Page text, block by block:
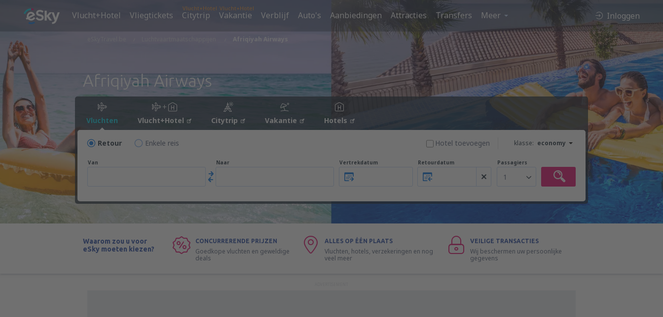
Vlucht+Hotel Vliegtickets
Vlucht+Hotel
Citytrip
Vlucht+Hotel
Vakantie Verblijf Auto's Aanbiedingen Attracties Transfers Meer Inloggen
Afriqiyah Airways
Afriqiyah Airways
Vluchten Vlucht+Hotel Citytrip Vakantie Hotels
Retour Enkele reis klasse: economy
Hotel toevoegen
Van Naar Vertrekdatum Retourdatum Passagiers
1
Waarom zou u voor
eSky moeten kiezen?
CONCURRERENDE PRIJZEN
Goedkope vluchten en geweldige
deals
ALLES OP ÉÉN PLAATS
Vluchten, hotels, verzekeringen en nog
veel meer
VEILIGE TRANSACTIES
Wij beschermen uw persoonlijke
gegevens